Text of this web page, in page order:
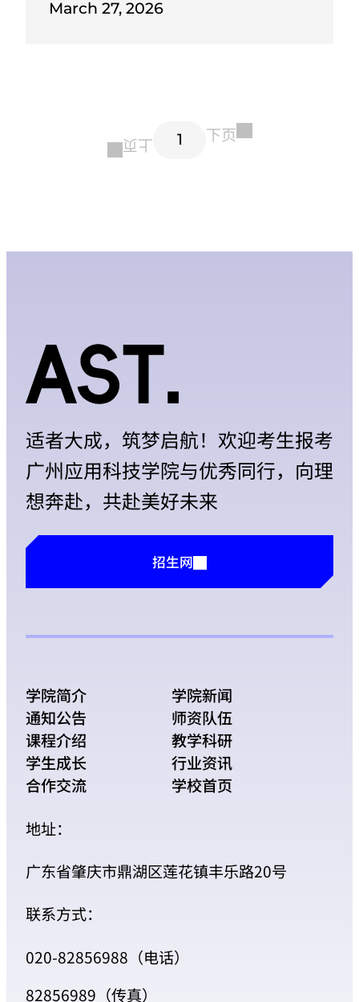
用科技学院与易展翅联合共建大学生职
业发展学院。广应科・易展翅大学生职
March 27, 2026
上页 1 下页
适者大成，筑梦启航！欢迎考生报考
广州应用科技学院与优秀同行，向理
想奔赴，共赴美好未来
招生网
地址：
广东省肇庆市鼎湖区莲花镇丰乐路20号
联系方式：
020-82856988（电话）
82856989（传真）
学院简介
学院新闻
通知公告
师资队伍
课程介绍
教学科研
学生成长
行业资讯
合作交流
学校首页